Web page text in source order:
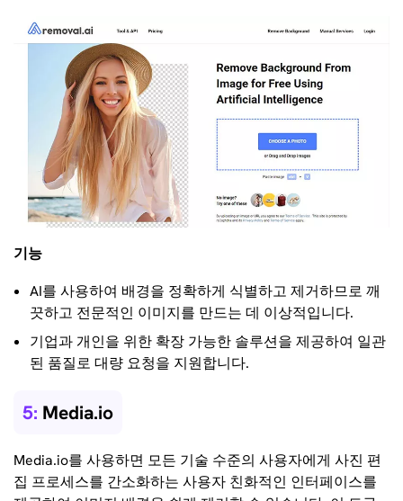
기능
AI를 사용하여 배경을 정확하게 식별하고 제거하므로 깨
끗하고 전문적인 이미지를 만드는 데 이상적입니다.
기업과 개인을 위한 확장 가능한 솔루션을 제공하여 일관
된 품질로 대량 요청을 지원합니다.
5: Media.io
Media.io를 사용하면 모든 기술 수준의 사용자에게 사진 편
집 프로세스를 간소화하는 사용자 친화적인 인터페이스를